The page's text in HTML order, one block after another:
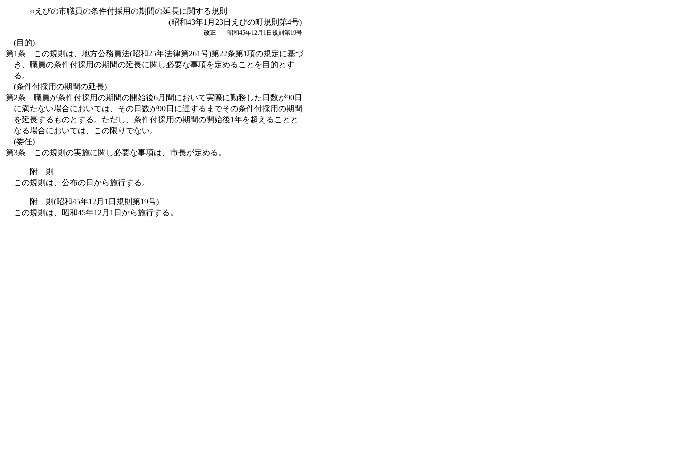
○えびの市職員の条件付採用の期間の延長に関する規則
(昭和43年1月23日えびの町規則第4号)
改正 昭和45年12月1日規則第19号
(目的)
第1条
この規則は、地方公務員法(昭和25年法律第261号)第22条第1項の規定に基づ
き、職員の条件付採用の期間の延長に関し必要な事項を定めることを目的とす
る。
(条件付採用の期間の延長)
第2条 職員が条件付採用の期間の開始後6月間において実際に勤務した日数が90日
に満たない場合においては、その日数が90日に達するまでその条件付採用の期間
を延長するものとする。 ただし、条件付採用の期間の開始後1年を超えることと
なる場合においては、この限りでない。
(委任)
第3条
この規則の実施に関し必要な事項は、市長が定める。
附 則
この規則は、公布の日から施行する。
附 則(昭和45年12月1日規則第19号)
この規則は、昭和45年12月1日から施行する。